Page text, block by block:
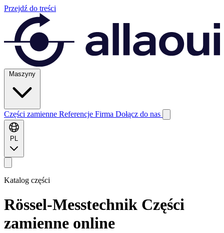
Przejdź do treści
Maszyny
Części zamienne Referencje Firma Dołącz do nas
PL
Katalog części
Rössel-Messtechnik Części
zamienne online